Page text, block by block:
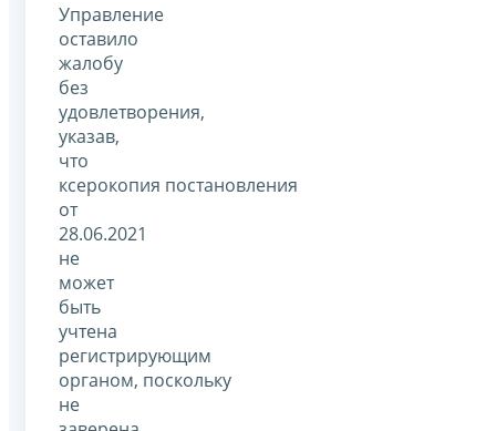
Управление
оставило
жалобу
без
удовлетворения,
указав,
что
ксерокопия постановления
от
28.06.2021
не
может
быть
учтена
регистрирующим
органом, поскольку
не